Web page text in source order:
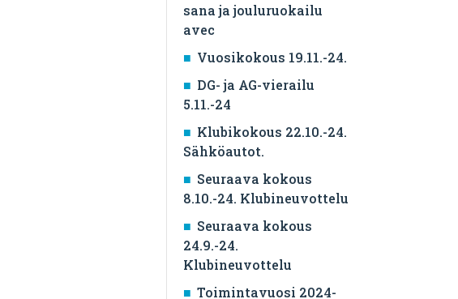
sana ja jouluruokailu
avec
Vuosikokous 19.11.-24.
DG- ja AG-vierailu
5.11.-24
Klubikokous 22.10.-24.
Sähköautot.
Seuraava kokous
8.10.-24. Klubineuvottelu
Seuraava kokous
24.9.-24.
Klubineuvottelu
Toimintavuosi 2024-